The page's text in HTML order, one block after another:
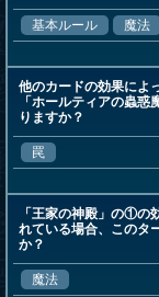
基本ルール
魔法
他のカードの効果によ
「ホールティアの蟲
りますか？
罠
「王家の神殿」の①の
れている場合、このタ
か？
魔法